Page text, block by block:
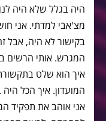
היה בגלל שלא היה
מצ'אבי למדתי. אני
בקישור לא היה,
המגרש. אותי הרשים
איך הוא שלט
המועדון. איך הכל
אני אוהב את תפקיד